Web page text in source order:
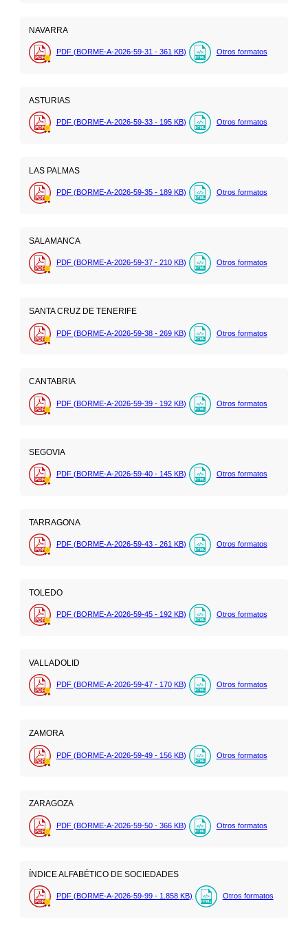
NAVARRA
PDF (BORME-A-2026-59-31 - 361 KB) Otros formatos
ASTURIAS
PDF (BORME-A-2026-59-33 - 195 KB) Otros formatos
LAS PALMAS
PDF (BORME-A-2026-59-35 - 189 KB) Otros formatos
SALAMANCA
PDF (BORME-A-2026-59-37 - 210 KB) Otros formatos
SANTA CRUZ DE TENERIFE
PDF (BORME-A-2026-59-38 - 269 KB) Otros formatos
CANTABRIA
PDF (BORME-A-2026-59-39 - 192 KB) Otros formatos
SEGOVIA
PDF (BORME-A-2026-59-40 - 145 KB) Otros formatos
TARRAGONA
PDF (BORME-A-2026-59-43 - 261 KB) Otros formatos
TOLEDO
PDF (BORME-A-2026-59-45 - 192 KB) Otros formatos
VALLADOLID
PDF (BORME-A-2026-59-47 - 170 KB) Otros formatos
ZAMORA
PDF (BORME-A-2026-59-49 - 156 KB) Otros formatos
ZARAGOZA
PDF (BORME-A-2026-59-50 - 366 KB) Otros formatos
ÍNDICE ALFABÉTICO DE SOCIEDADES
PDF (BORME-A-2026-59-99 - 1.858 KB) Otros formatos